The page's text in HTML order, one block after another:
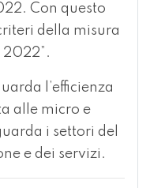
. Con questo
della misura
2022”.
l’efficienza
alle micro e
i settori del
e dei servizi.